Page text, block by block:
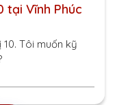
tại Vĩnh Phúc
Tôi muốn kỹ